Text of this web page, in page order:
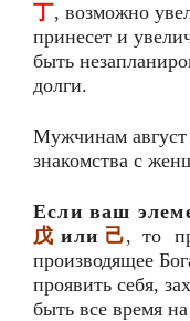
丁, возможно
принесет и
быть
долги.
Мужчинам
знакомства с
Если ваш
戊 или 己, то
производящее
проявить себя,
быть все время